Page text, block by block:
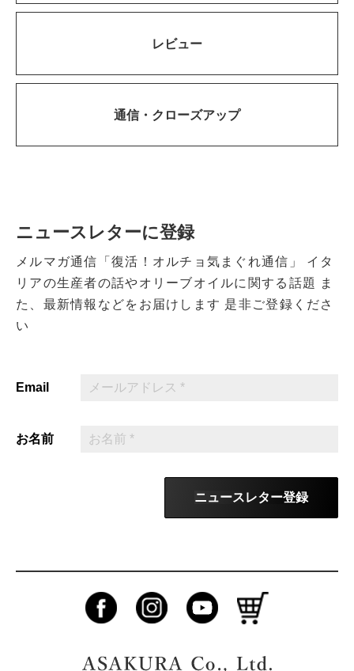
レビュー
通信・ クローズアップ
ニュースレターに登録
メルマガ通信「復活！オルチョ気まぐれ通信」
イタ
リアの生産者の話やオリーブオイルに関する話題
ま
た、最新情報などをお届けします 是非ご登録くださ
い
Email
お名前
ニュースレター登録